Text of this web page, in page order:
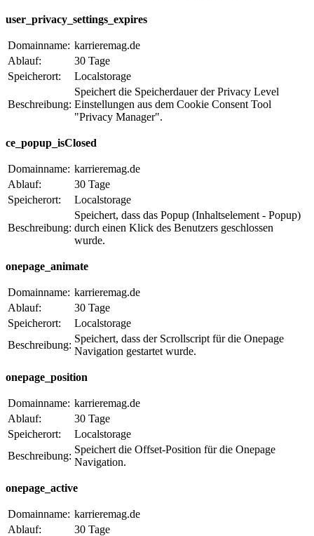
user_privacy_settings_expires
Domainname: karrieremag.de
Ablauf:
30 Tage
Speicherort:
Localstorage
Beschreibung:
Speichert die Speicherdauer der Privacy Level
Einstellungen aus dem Cookie Consent Tool
"Privacy Manager".
ce_popup_isClosed
Domainname: karrieremag.de
Ablauf:
30 Tage
Speicherort:
Localstorage
Beschreibung:
Speichert, dass das Popup (Inhaltselement - Popup)
durch einen Klick des Benutzers geschlossen
wurde.
onepage_animate
Domainname: karrieremag.de
Ablauf:
30 Tage
Speicherort:
Localstorage
Beschreibung:
Speichert, dass der Scrollscript für die Onepage
Navigation gestartet wurde.
onepage_position
Domainname: karrieremag.de
Ablauf:
30 Tage
Speicherort:
Localstorage
Beschreibung:
Speichert die Offset-Position für die Onepage
Navigation.
onepage_active
Domainname: karrieremag.de
Ablauf:
30 Tage